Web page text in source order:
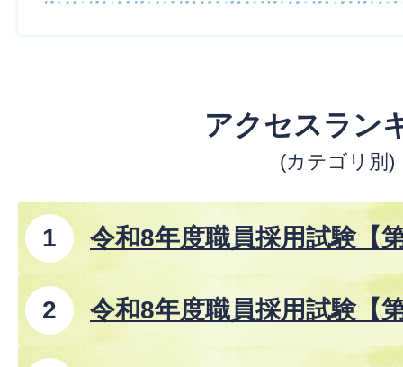
アクセスラン
(カテゴリ別)
令和8年度職員採用試験【
令和8年度職員採用試験【